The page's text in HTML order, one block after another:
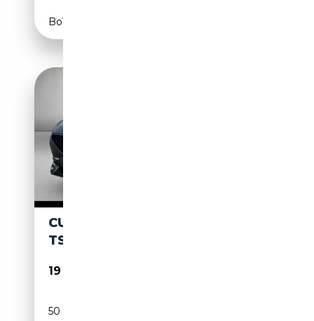
Boîte automatique
CUPRA FORMENTOR 1.5
TSI
19 980€
50 640 km